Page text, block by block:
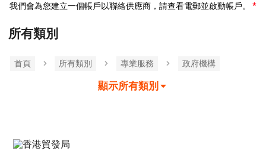
我們會為您建立一個帳戶以聯絡供應商，請查看電郵並啟動帳戶。
所有類別
首頁 所有類別 專業服務 政府機構
顯示所有類別